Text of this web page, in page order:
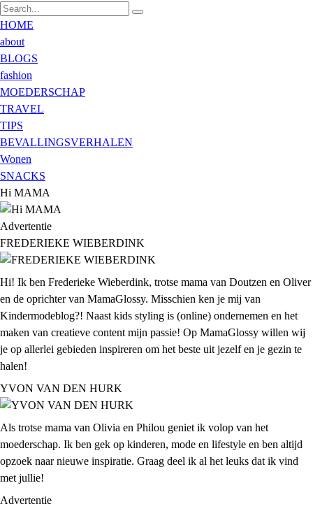
HOME
about
BLOGS
fashion
MOEDERSCHAP
TRAVEL
TIPS
BEVALLINGSVERHALEN
Wonen
SNACKS
Hi MAMA
Advertentie
FREDERIEKE WIEBERDINK
Hi! Ik ben Frederieke Wieberdink, trotse mama van Doutzen en Oliver
en de oprichter van MamaGlossy. Misschien ken je mij van
Kindermodeblog?! Naast kids styling is (online) ondernemen en het
maken van creatieve content mijn passie! Op MamaGlossy willen wij
je op allerlei gebieden inspireren om het beste uit jezelf en je gezin te
halen!
YVON VAN DEN HURK
Als trotse mama van Olivia en Philou geniet ik volop van het
moederschap. Ik ben gek op kinderen, mode en lifestyle en ben altijd
opzoek naar nieuwe inspiratie. Graag deel ik al het leuks dat ik vind
met jullie!
Advertentie